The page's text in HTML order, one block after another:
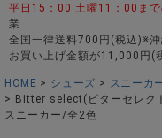
平日15：00 土曜11：00ま
業
全国一律送料700円(税込)※沖
お買い上げ金額が11,000円(
HOME シューズ
スニーカ
Bitter select(ビターセレク
スニーカー/全2色